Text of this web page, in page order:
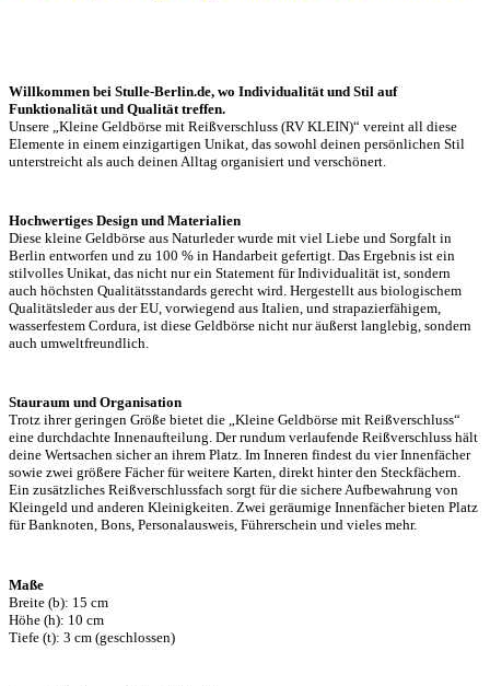
Willkommen bei Stulle-Berlin.de, wo Individualität und Stil auf
Funktionalität und Qualität treffen.
Unsere „Kleine Geldbörse mit Reißverschluss (RV KLEIN)“ vereint all diese
Elemente in einem einzigartigen Unikat, das sowohl deinen persönlichen Stil
unterstreicht als auch deinen Alltag organisiert und verschönert.
Hochwertiges Design und Materialien
Diese kleine Geldbörse aus Naturleder wurde mit viel Liebe und Sorgfalt in
Berlin entworfen und zu 100 % in Handarbeit gefertigt. Das Ergebnis ist ein
stilvolles Unikat, das nicht nur ein Statement für Individualität ist, sondern
auch höchsten Qualitätsstandards gerecht wird. Hergestellt aus biologischem
Qualitätsleder aus der EU, vorwiegend aus Italien, und strapazierfähigem,
wasserfestem Cordura, ist diese Geldbörse nicht nur äußerst langlebig, sondern
auch umweltfreundlich.
Stauraum und Organisation
Trotz ihrer geringen Größe bietet die „Kleine Geldbörse mit Reißverschluss“
eine durchdachte Innenaufteilung. Der rundum verlaufende Reißverschluss hält
deine Wertsachen sicher an ihrem Platz. Im Inneren findest du vier Innenfächer
sowie zwei größere Fächer für weitere Karten, direkt hinter den Steckfächern.
Ein zusätzliches Reißverschlussfach sorgt für die sichere Aufbewahrung von
Kleingeld und anderen Kleinigkeiten. Zwei geräumige Innenfächer bieten Platz
für Banknoten, Bons, Personalausweis, Führerschein und vieles mehr.
Maße
Breite (b): 15 cm
Höhe (h): 10 cm
Tiefe (t): 3 cm (geschlossen)